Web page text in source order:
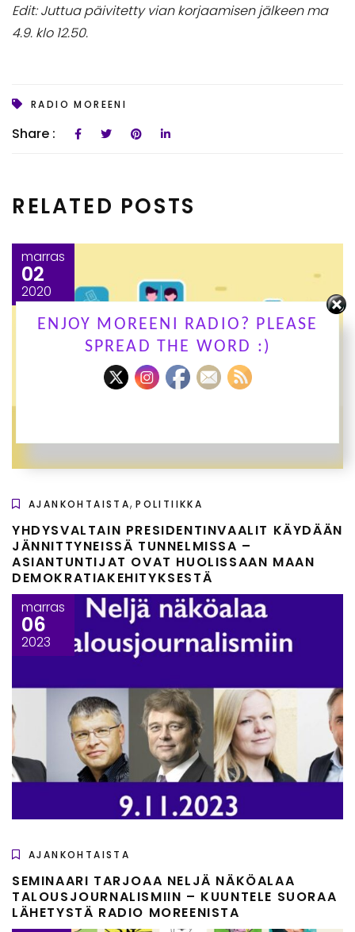
Edit: Juttua päivitetty vian korjaamisen jälkeen ma
4.9. klo 12.50.
RADIO MOREENI
Share :
RELATED POSTS
marras
02
2020
AJANKOHTAISTA,POLITIIKKA
YHDYSVALTAIN PRESIDENTINVAALIT KÄYDÄÄN
JÄNNITTYNEISSÄ TUNNELMISSA –
ASIANTUNTIJAT OVAT HUOLISSAAN MAAN
DEMOKRATIAKEHITYKSESTÄ
marras
06
2023
AJANKOHTAISTA
SEMINAARI TARJOAA NELJÄ NÄKÖALAA
TALOUSJOURNALISMIIN – KUUNTELE SUORAA
LÄHETYSTÄ RADIO MOREENISTA
ENJOY MOREENI RADIO? PLEASE
SPREAD THE WORD :)